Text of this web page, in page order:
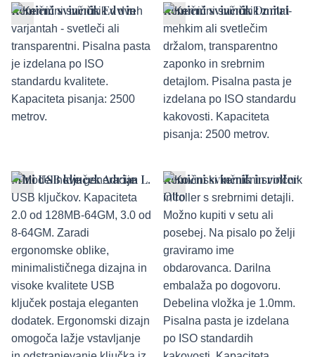
Kemični svinčnik Edwin Kemični svinčnik Dmitri
Mini USB ključek Adrian L.
Kemični svinčnik in roller
Otto